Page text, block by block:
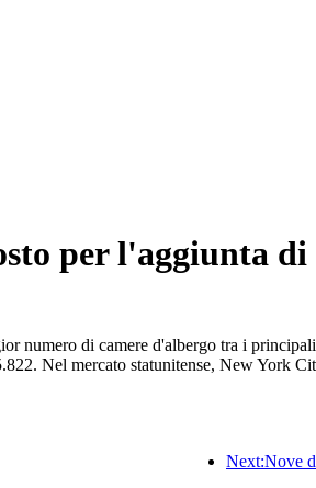
per l'aggiunta di
numero di camere d'albergo tra i
Nel mercato statunitense, New York